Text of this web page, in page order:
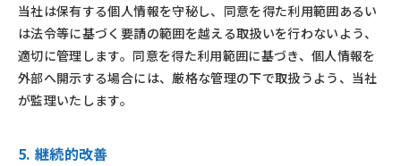
当社は保有する個人情報を守秘し、同意を得た利用範囲あるい
は法令等に基づく要請の範囲を越える取扱いを行わないよう、
適切に管理します。同意を得た利用範囲に基づき、個人情報を
外部へ開示する場合には、厳格な管理の下で取扱うよう、当社
が監理いたします。
5. 継続的改善